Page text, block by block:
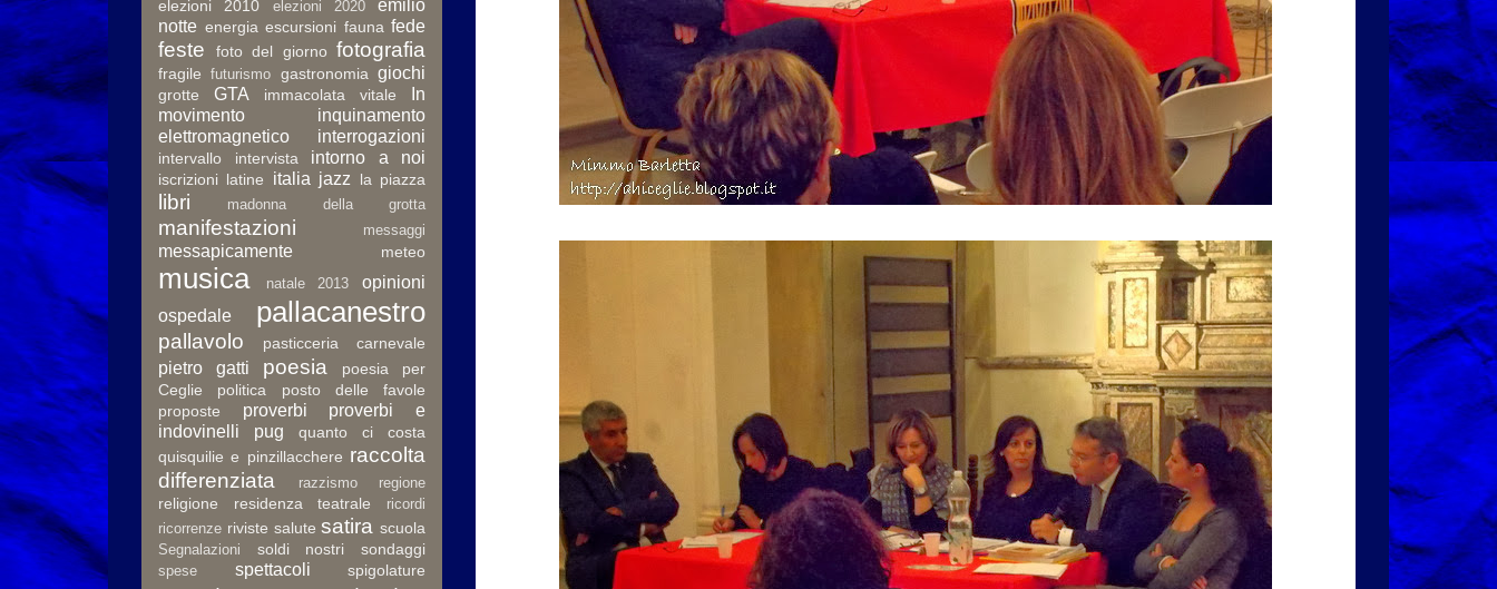
elezioni 2010
elezioni 2020
emilio
notte energia escursioni fauna fede
feste foto del giorno fotografia
fragile futurismo gastronomia giochi
grotte GTA immacolata vitale
In
movimento
inquinamento
elettromagnetico
interrogazioni
intervallo intervista intorno a noi
iscrizioni latine italia jazz la piazza
libri madonna della grotta
manifestazioni messaggi
messapicamente meteo
musica natale 2013
opinioni
ospedale
pallacanestro
pallavolo pasticceria carnevale
pietro gatti poesia
poesia per
Ceglie
politica
posto delle favole
proposte
proverbi
proverbi e
indovinelli
pug
quanto ci costa
quisquilie e pinzillacchere raccolta
differenziata
razzismo regione
religione residenza teatrale
ricordi
ricorrenze riviste salute satira scuola
Segnalazioni soldi nostri sondaggi
spese spettacoli spigolature